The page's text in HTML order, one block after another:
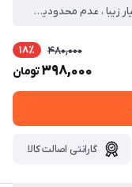
ساخته شده از مواد اولیه PC با بافت ظریف و بسیار زیبا ، عدم محدودیت در دسترسی به دکمه ها و پورت ‌ها ، محفاظت از لنز دوربین با ضخامت بیشتر اطراف آن ، پوشش 360 درجه گوشی از همه جهات
480,000 18٪
398,000تومان
گارانتی اصالت کالا